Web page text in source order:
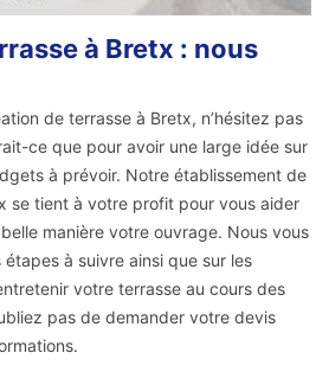
à Bretx : nous
de terrasse à Bretx, n’hésitez pas
ce que pour avoir une large idée sur
à prévoir. Notre établissement de
se tient à votre profit pour vous aider
manière votre ouvrage. Nous vous
à suivre ainsi que sur les
votre terrasse au cours des
pas de demander votre devis